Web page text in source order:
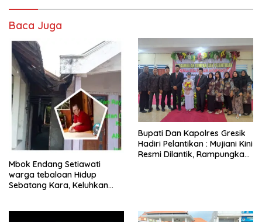
Baca Juga
Mbok Endang Setiawati
warga tebaloan Hidup
Sebatang Kara, Keluhkan
​Bupati Dan Kapolres Gresik
Hadiri Pelantikan : Mujiani Kini
Resmi Dilantik, Rampungkan